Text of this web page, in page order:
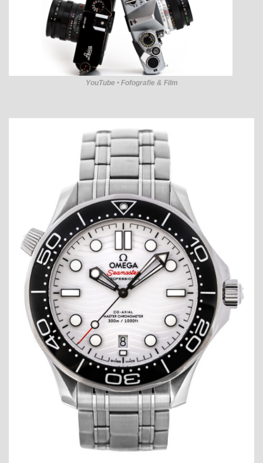
YouTube • Fofografie & Film